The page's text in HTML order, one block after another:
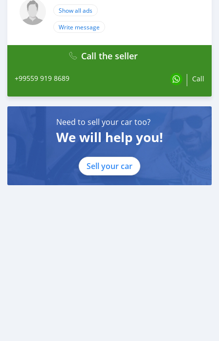
Show all ads
Write message
Call the seller
+99559 919 8689 Call
Need to sell your car too?
We will help you!
Sell your car